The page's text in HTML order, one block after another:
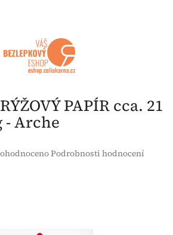
PAPÍR cca. 21
- Arche
hodnocení produktu je 0,0 z 5
Podrobnosti hodnocení